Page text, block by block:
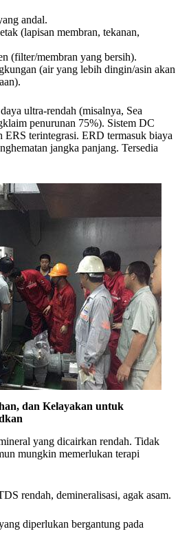
andal.
(lapisan membran, tekanan,
(filter/membran yang bersih).
(air yang lebih dingin/asin akan
ultra-rendah (misalnya, Sea
penurunan 75%). Sistem DC
ERS terintegrasi. ERD termasuk biaya
jangka panjang. Tersedia
dan Kelayakan untuk
yang dicairkan rendah. Tidak
mungkin memerlukan terapi
rendah, demineralisasi, agak asam.
diperlukan bergantung pada